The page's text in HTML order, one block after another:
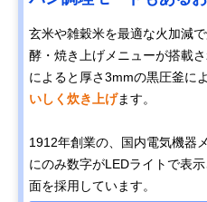
玄米や雑穀米を最適な火加減
酵・焼き上げメニューが搭載
によると厚さ3mmの黒圧釜に
いしく炊き上げます。
1912年創業の、国内電気機器
にのみ数字がLEDライトで表
面を採用しています。